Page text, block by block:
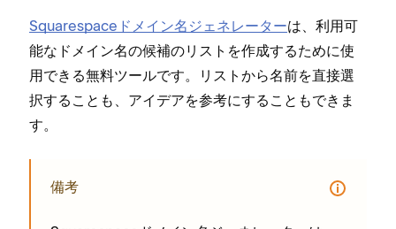
Squarespaceドメイン名ジ⁠ェネレ⁠ータ⁠ーは⁠、利用可
能なドメイン名の候補のリストを作成するために使
用できる無料ツ⁠ールです⁠。リストから名前を直接選
択することも⁠、アイデアを参考にすることもできま
す⁠。
備考